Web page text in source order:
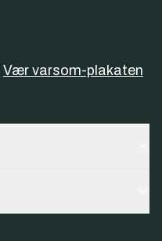
Vær varsom-plakaten